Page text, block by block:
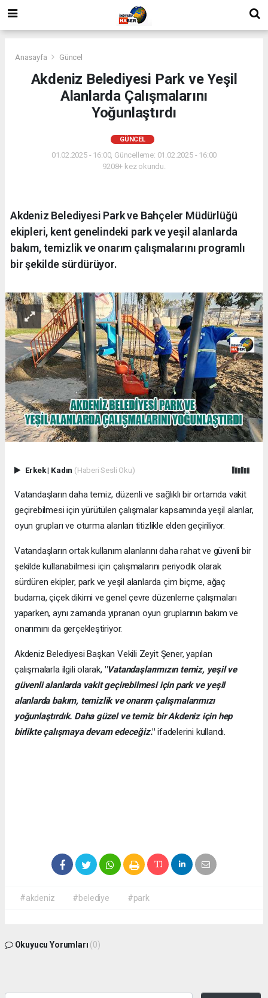
Anasayfa Güncel
Akdeniz Belediyesi Park ve Yeşil
Alanlarda Çalışmalarını
Yoğunlaştırdı
GÜNCEL
01.02.2025 - 16:00, Güncelleme: 01.02.2025 - 16:00
9208+ kez okundu.
Akdeniz Belediyesi Park ve Bahçeler Müdürlüğü
ekipleri, kent genelindeki park ve yeşil alanlarda
bakım, temizlik ve onarım çalışmalarını programlı
bir şekilde sürdürüyor.
Erkek| Kadın (Haberi Sesli Oku)
Vatandaşların daha temiz, düzenli ve sağlıklı bir ortamda vakit
geçirebilmesi için yürütülen çalışmalar kapsamında yeşil alanlar,
oyun grupları ve oturma alanları titizlikle elden geçiriliyor.
Vatandaşların ortak kullanım alanlarını daha rahat ve güvenli bir
şekilde kullanabilmesi için çalışmalarını periyodik olarak
sürdüren ekipler, park ve yeşil alanlarda çim biçme, ağaç
budama, çiçek dikimi ve genel çevre düzenleme çalışmaları
yaparken, aynı zamanda yıpranan oyun gruplarının bakım ve
onarımını da gerçekleştiriyor.
Akdeniz Belediyesi Başkan Vekili Zeyit Şener, yapılan
çalışmalarla ilgili olarak, "Vatandaşlarımızın temiz, yeşil ve
güvenli alanlarda vakit geçirebilmesi için park ve yeşil
alanlarda bakım, temizlik ve onarım çalışmalarımızı
yoğunlaştırdık. Daha güzel ve temiz bir Akdeniz için hep
birlikte çalışmaya devam edeceğiz." ifadelerini kullandı.
#akdeniz #belediye #park
Okuyucu Yorumları (0)